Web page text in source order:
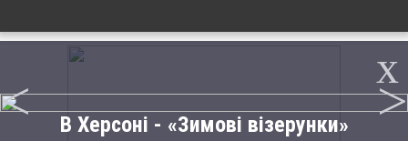
x
< >
В Херсоні - «Зимові візерунки»